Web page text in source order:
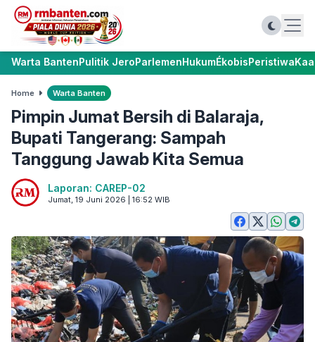
Warta BantenPulitik JeroParlemenHukumÉkobisPeristiwa
Home Warta Banten
Pimpin Jumat Bersih di Balaraja,
Bupati Tangerang: Sampah
Tanggung Jawab Kita Semua
Laporan: CAREP-02
Jumat, 19 Juni 2026 | 16:52 WIB